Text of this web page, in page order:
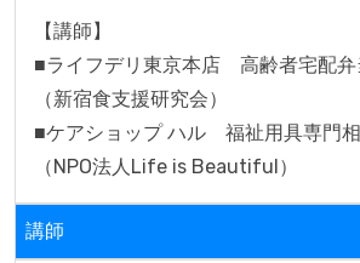
【講師】
■ライフデリ東京本店　高齢者宅配
（新宿食支援研究会）
■ケアショップ ハル　福祉用具専門
（NPO法人Life is Beautiful）
講師